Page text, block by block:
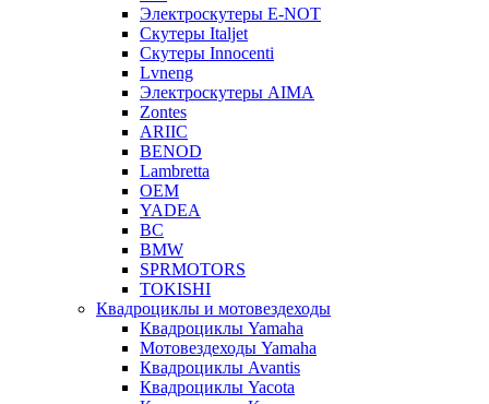
Электроскутеры E-NOT
Скутеры Italjet
Скутеры Innocenti
Lvneng
Электроскутеры AIMA
Zontes
ARIIC
BENOD
Lambretta
OEM
YADEA
BC
BMW
SPRMOTORS
TOKISHI
Квадроциклы и мотовездеходы
Квадроциклы Yamaha
Мотовездеходы Yamaha
Квадроциклы Avantis
Квадроциклы Yacota